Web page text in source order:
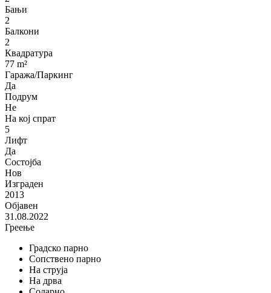
Бањи
2
Балкони
2
Квадратура
77 m²
Гаража/Паркинг
Да
Подрум
Не
На кој спрат
5
Лифт
Да
Состојба
Нов
Изграден
2013
Објавен
31.08.2022
Греење
Градско парно
Сопствено парно
На струја
На дрва